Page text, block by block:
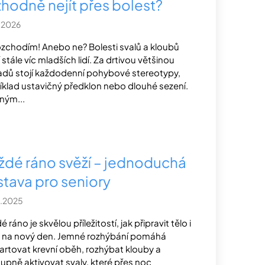
nejít přes bolest?
Anebo ne? Bolesti svalů a kloubů
víc mladších lidí. Za drtivou většinou
stojí každodenní pohybové stereotypy,
ustavičný předklon nebo dlouhé sezení.
ráno svěží – jednoduchá
pro seniory
ráno je skvělou příležitostí, jak připravit tělo i
na nový den. Jemné rozhýbání pomáhá
krevní oběh, rozhýbat klouby a
aktivovat svaly, které přes noc